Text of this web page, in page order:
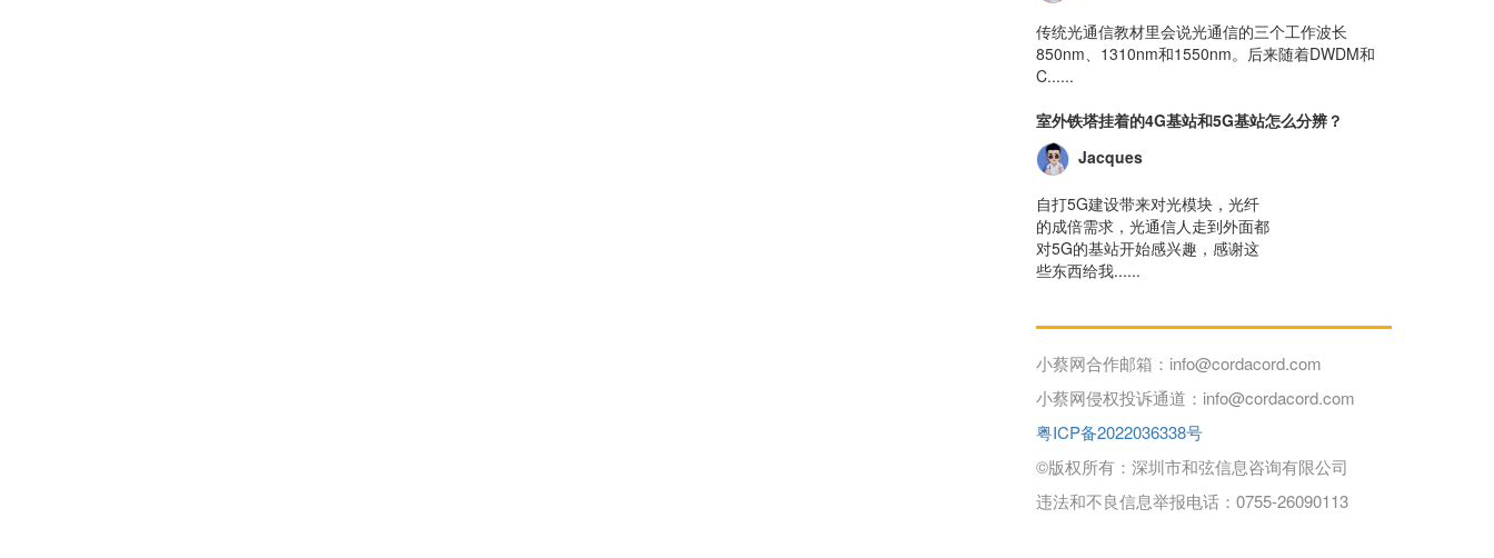
传统光通信教材里会说光通信的三个工作波长
850nm、1310nm和1550nm。后来随着DWDM和
C......
室外铁塔挂着的4G基站和5G基站怎么分辨？
Jacques
自打5G建设带来对光模块，光纤
的成倍需求，光通信人走到外面都
对5G的基站开始感兴趣，感谢这
些东西给我......
小蔡网合作邮箱：info@cordacord.com
小蔡网侵权投诉通道：info@cordacord.com
粤ICP备2022036338号
©版权所有：深圳市和弦信息咨询有限公司
违法和不良信息举报电话：0755-26090113